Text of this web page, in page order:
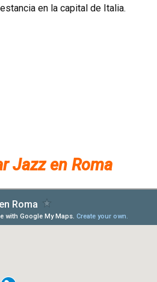
en la capital de Italia.
Jazz en Roma